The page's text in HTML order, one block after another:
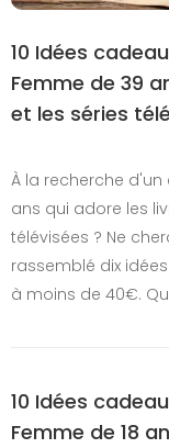
10 Idées
Femme de 39
et les séries télé
À la recherche
ans qui adore les
télévisées ? Ne
rassemblé dix
à moins de 40€.
10 Idées
Femme de 18